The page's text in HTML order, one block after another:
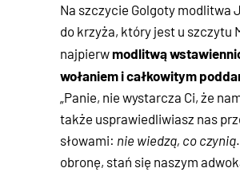
Na szczycie Golgoty modlitwa
do krzyża, który jest u szczytu
najpierwmodlitwą
wołaniem i całkowitym
„Panie, nie wystarcza Ci, że
także usprawiedliwiasz nas
słowami: nie wiedzą, co czynią
obronę, stań się naszym